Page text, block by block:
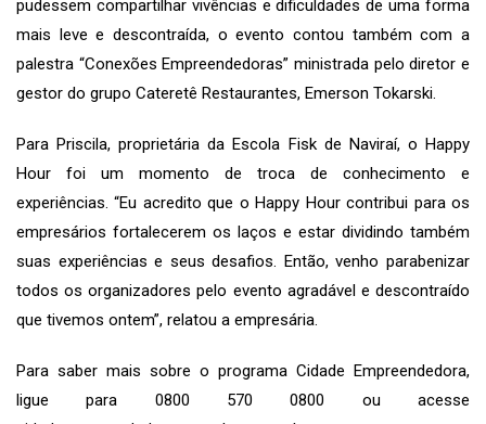
pudessem compartilhar vivências e dificuldades de uma forma
mais leve e descontraída, o evento contou também com a
palestra “Conexões Empreendedoras” ministrada pelo diretor e
gestor do grupo Cateretê Restaurantes, Emerson Tokarski.
Para Priscila, proprietária da Escola Fisk de Naviraí, o Happy
Hour foi um momento de troca de conhecimento e
experiências. “Eu acredito que o Happy Hour contribui para os
empresários fortalecerem os laços e estar dividindo também
suas experiências e seus desafios. Então, venho parabenizar
todos os organizadores pelo evento agradável e descontraído
que tivemos ontem”, relatou a empresária.
Para saber mais sobre o programa Cidade Empreendedora,
ligue para 0800 570 0800 ou acesse